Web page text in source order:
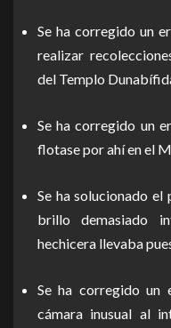
Se ha corregido un
realizar
del Templo
Se ha corregido un
flotase por ahí en el
Se ha solucionado
brillo demasiado
hechicera llevaba
Se ha corregido un
cámara inusual al